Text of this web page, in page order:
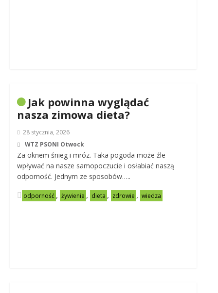
Jak powinna wyglądać
nasza zimowa dieta?
28 stycznia, 2026
WTZ PSONI Otwock
Za oknem śnieg i mróz. Taka pogoda może źle
wpływać na nasze samopoczucie i osłabiać naszą
odporność. Jednym ze sposobów…..
odporność , żywienie , dieta , zdrowie , wiedza